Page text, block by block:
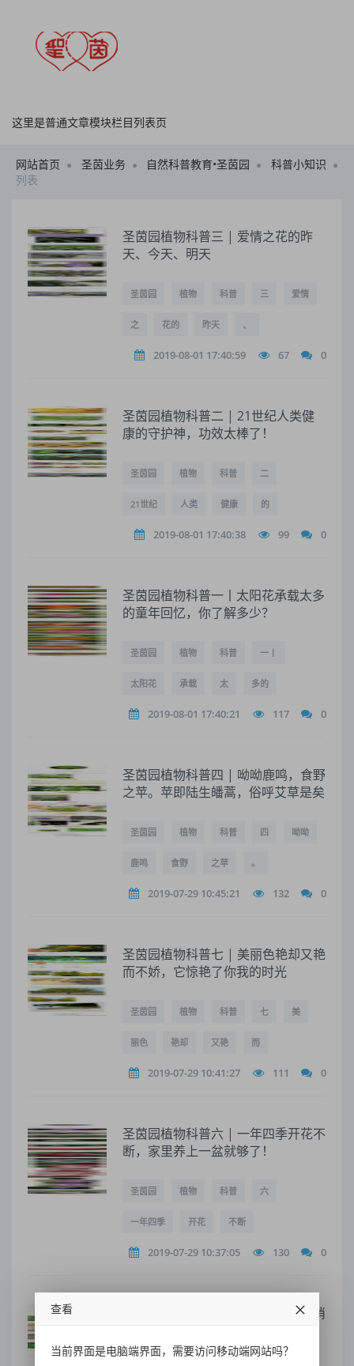
这里是普通文章模块栏目列表页
网站首页 圣茵业务 自然科普教育•圣茵园
科普小知识
列表
圣茵园植物科普三 | 爱情之花的昨
天、今天、明天
圣茵园 植物 科普 三 爱情
之 花的 昨天 、
2019-08-01 17:40:59 67 0
圣茵园植物科普二 | 21世纪人类健
康的守护神，功效太棒了！
圣茵园 植物 科普 二
21世纪 人类 健康 的
2019-08-01 17:40:38 99 0
圣茵园植物科普一丨太阳花承载太多
的童年回忆，你了解多少？
圣茵园 植物 科普 一丨
太阳花 承载 太 多的
2019-08-01 17:40:21 117 0
圣茵园植物科普四 | 呦呦鹿鸣，食野
之苹。苹即陆生皤蒿，俗呼艾草是矣
圣茵园 植物 科普 四 呦呦
鹿鸣 食野 之苹 。
2019-07-29 10:45:21 132 0
圣茵园植物科普七 | 美丽色艳却又艳
而不娇，它惊艳了你我的时光
圣茵园 植物 科普 七 美
丽色 艳却 又艳 而
2019-07-29 10:41:27 111 0
圣茵园植物科普六 | 一年四季开花不
断，家里养上一盆就够了！
圣茵园 植物 科普 六
一年四季 开花 不断
2019-07-29 10:37:05 130 0
圣茵园植物科普 | 行气活血、解毒消
查看
当前界面是电脑端界面，需要访问移动端网站吗？